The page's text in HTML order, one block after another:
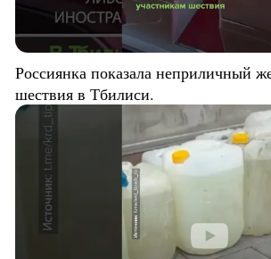
Россиянка показала неприличный
шествия в Тбилиси.